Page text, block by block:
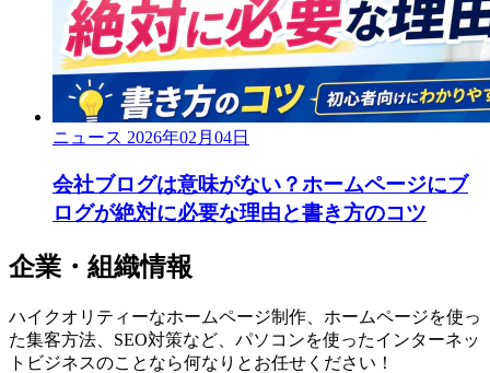
ニュース 2026年02月04日
会社ブログは意味がない？ホームページにブ
ログが絶対に必要な理由と書き方のコツ
企業・組織情報
ハイクオリティーなホームページ制作、ホームページを使っ
た集客方法、SEO対策など、パソコンを使ったインターネッ
トビジネスのことなら何なりとお任せください！